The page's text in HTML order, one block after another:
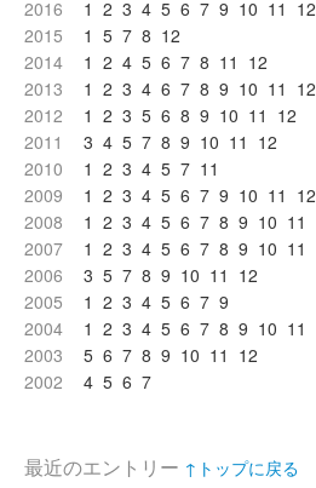
2016
1 2 3 4 5 6 7 9 10 11 12
2015
1 5 7 8 12
2014
1 2 4 5 6 7 8 11 12
2013
1 2 3 4 6 7 8 9 10 11 12
2012
1 2 3 5 6 8 9 10 11 12
2011
3 4 5 7 8 9 10 11 12
2010
1 2 3 4 5 7 11
2009
1 2 3 4 5 6 7 9 10 11 12
2008
1 2 3 4 5 6 7 8 9 10 11
2007
1 2 3 4 5 6 7 8 9 10 11
2006
3 5 7 8 9 10 11 12
2005
1 2 3 4 5 6 7 9
2004
1 2 3 4 5 6 7 8 9 10 11
2003
5 6 7 8 9 10 11 12
2002
4 5 6 7
最近のエントリー ↑トップに戻る